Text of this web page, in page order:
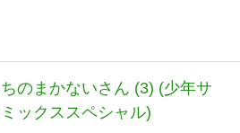
のまかないさん (3) (少年サ
ックススペシャル)